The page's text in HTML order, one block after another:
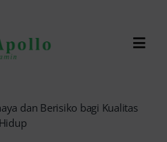
dan Berisiko bagi Kualitas
Hidup